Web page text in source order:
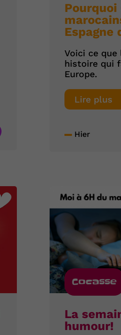
Espagne
Voici ce
histoire qui
Europe.
Lire plus
Hier
Cocasse
La
humour!